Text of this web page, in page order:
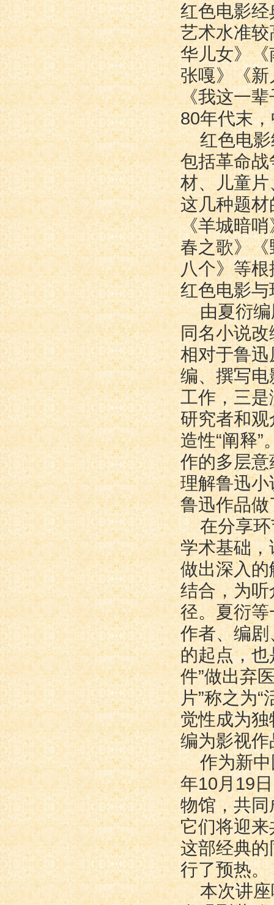
红色电影
艺术水准
华儿女》
张嘎》《
《我这一
80年代末
红色电
包括革命
材、儿童
这几种题
《羊城暗
春之歌》
八个》等
红色电影
由夏衍
同名小说
相对于鲁迅
编、撰写
工作，三
研究者和
造性“阐释
作的多层
理解鲁迅
鲁迅作品
在分享
学术基础
做出深入
结合，为
径。夏衍
作者、编
的起点，也
件”做出弃
片”称之为
觉性成为
编为影视
作为新
年10月19
物馆，共
它们将迎
这部经典
行了预热。
本次讲